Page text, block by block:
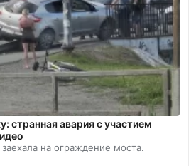
странная авария с участием
на ограждение моста.